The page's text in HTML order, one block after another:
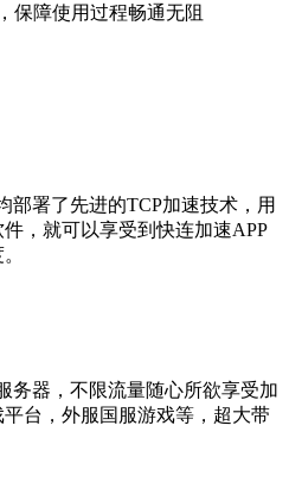
保障使用过程畅通无阻
部署了先进的TCP加速技术，用
，就可以享受到快连加速APP
务器，不限流量随心所欲享受加
台，外服国服游戏等，超大带